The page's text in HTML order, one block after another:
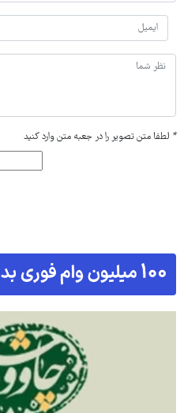
* لطفا متن تصویر را در جعبه متن وارد کنید